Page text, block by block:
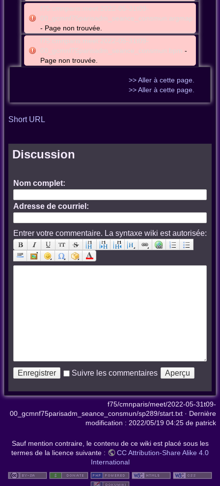
f75:cmnparis:meet:2022-05-31t09-
00_gcmnf75parisadm_seance_consmun:argmap
- Page non trouvée.
f75:cmnparis:meet:2022-05-31t09-
00_gcmnf75parisadm_seance_consmun:bpm -
Page non trouvée.
>> Aller à cette page.
>> Aller à cette page.
Short URL
Discussion
Nom complet:
Adresse de courriel:
Entrer votre commentaire. La syntaxe wiki est autorisée:
Suivre les commentaires
f75/cmnparis/meet/2022-05-31t09-
00_gcmnf75parisadm_seance_consmun/sp289/start.txt · Dernière
modification : 2022/05/19 04:25 de patrick
Sauf mention contraire, le contenu de ce wiki est placé sous les
termes de la licence suivante :
CC Attribution-Share Alike 4.0
International